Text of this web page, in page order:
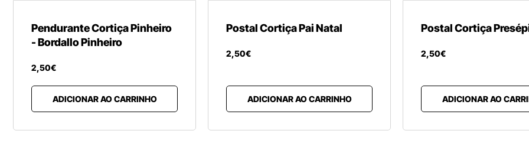
Pendurante Cortiça Pinheiro
- Bordallo Pinheiro
2,50€
ADICIONAR AO CARRINHO
Postal Cortiça Pai Natal
2,50€
ADICIONAR AO CARRINHO
Postal Cortiça
2,50€
ADICIONAR AO